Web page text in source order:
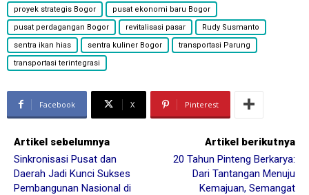
proyek strategis Bogor
pusat ekonomi baru Bogor
pusat perdagangan Bogor
revitalisasi pasar
Rudy Susmanto
sentra ikan hias
sentra kuliner Bogor
transportasi Parung
transportasi terintegrasi
Facebook X Pinterest
Artikel sebelumnya
Sinkronisasi Pusat dan
Daerah Jadi Kunci Sukses
Pembangunan Nasional di
Artikel berikutnya
20 Tahun Pinteng Berkarya:
Dari Tantangan Menuju
Kemajuan, Semangat